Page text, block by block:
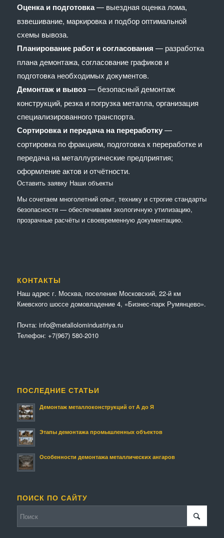
Оценка и подготовка— выездная оценка лома,
взвешивание, маркировка и подбор оптимальной
схемы вывоза.
Планирование работ и согласования — разработка
плана демонтажа, согласование графиков и
подготовка необходимых документов.
Демонтаж и вывоз— безопасный демонтаж
конструкций, резка и погрузка металла, организация
специализированного транспорта.
Сортировка и передача на переработку—
сортировка по фракциям, подготовка к переработке и
передача на металлургические предприятия;
оформление актов и отчётности.
Оставить заявку Наши объекты
Мы сочетaем многолетний опыт, технику и строгие стандарты
безопасности — обеспечиваем экологичную утилизацию,
прозрачные расчёты и своевременную документацию.
КОНТАКТЫ
Наш адрес г. Москва, поселение Московский, 22-й км
Киевского шоссе домовладение 4, «Бизнес-парк Румянцево».
Почта: info@metallolomindustriya.ru
Телефон: +7(967) 580-2010
ПОСЛЕДНИЕ СТАТЬИ
Демонтаж металлоконструкций от А до Я
Этапы демонтажа промышленных объектов
Особенности демонтажа металлических ангаров
ПОИСК ПО САЙТУ